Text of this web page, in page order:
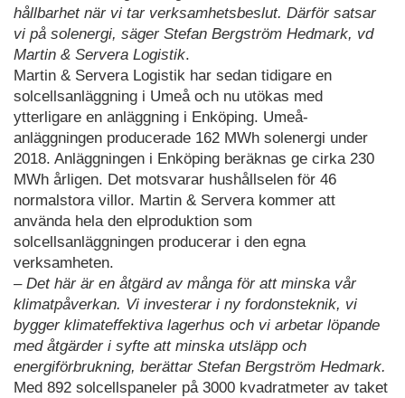
hållbarhet när vi tar verksamhetsbeslut. Därför satsar
vi på solenergi, säger Stefan Bergström Hedmark, vd
Martin & Servera Logistik.
Martin & Servera Logistik har sedan tidigare en
solcellsanläggning i Umeå och nu utökas med
ytterligare en anläggning i Enköping. Umeå-
anläggningen producerade 162 MWh solenergi under
2018. Anläggningen i Enköping beräknas ge cirka 230
MWh årligen. Det motsvarar hushållselen för 46
normalstora villor. Martin & Servera kommer att
använda hela den elproduktion som
solcellsanläggningen producerar i den egna
verksamheten.
– Det här är en åtgärd av många för att minska vår
klimatpåverkan. Vi investerar i ny fordonsteknik, vi
bygger klimateffektiva lagerhus och vi arbetar löpande
med åtgärder i syfte att minska utsläpp och
energiförbrukning, berättar Stefan Bergström Hedmark.
Med 892 solcellspaneler på 3000 kvadratmeter av taket